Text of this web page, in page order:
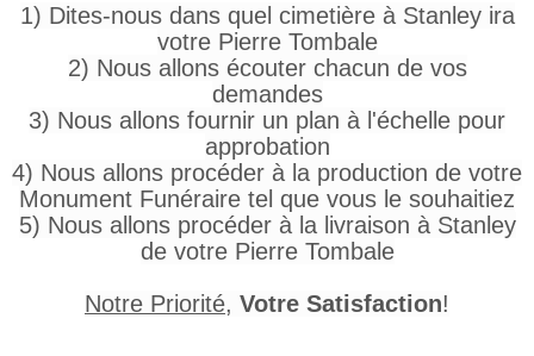
1) Dites-nous dans quel cimetière à Stanley ira
votre Pierre Tombale
2) Nous allons écouter chacun de vos
demandes
3) Nous allons fournir un plan à l'échelle pour
approbation
4) Nous allons procéder à la production de votre
Monument Funéraire tel que vous le souhaitiez
5) Nous allons procéder à la livraison à Stanley
de votre Pierre Tombale
Notre Priorité, Votre Satisfaction!